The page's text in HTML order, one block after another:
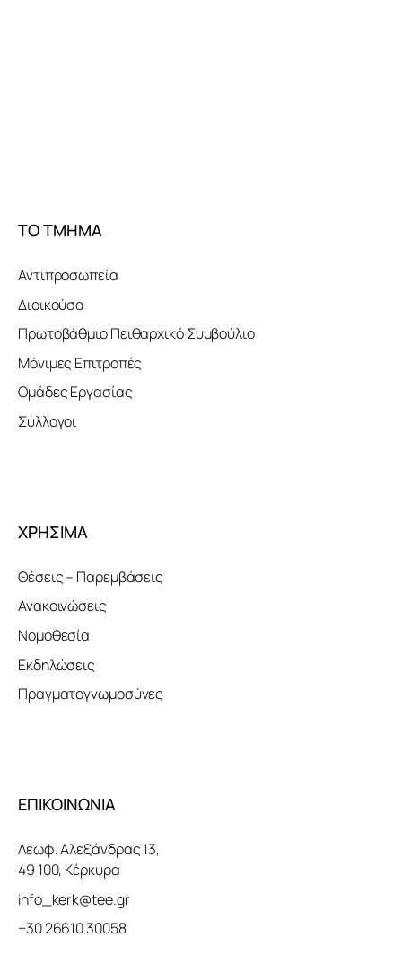
ΤΟ ΤΜΗΜΑ
Αντιπροσωπεία
Διοικούσα
Πρωτοβάθμιο Πειθαρχικό Συμβούλιο
Μόνιμες Επιτροπές
Ομάδες Εργασίας
Σύλλογοι
ΧΡΗΣΙΜΑ
Θέσεις – Παρεμβάσεις
Ανακοινώσεις
Νομοθεσία
Εκδηλώσεις
Πραγματογνωμοσύνες
ΕΠΙΚΟΙΝΩΝΙΑ
Λεωφ. Αλεξάνδρας 13,
49 100, Κέρκυρα
info_kerk@tee.gr
+30 26610 30058